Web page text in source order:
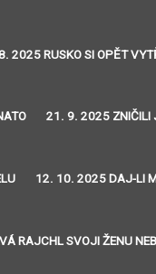
2025 RUSKO SI OPĚT
21. 9. 2025 ZNIČILI
12. 10. 2025 DAJ-LI
RAJCHL SVOJI ŽENU